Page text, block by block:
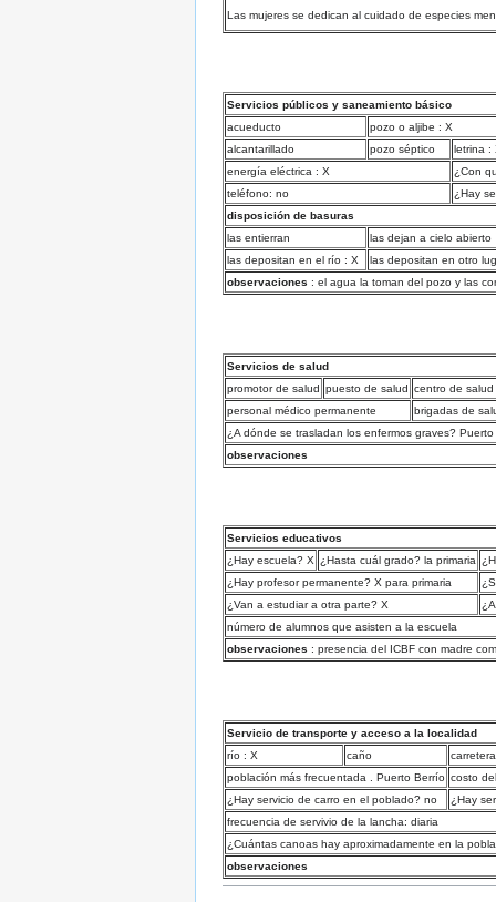
Las mujeres se dedican al cuidado de especies
Servicios públicos y saneamiento básico
acueducto
pozo o aljibe : X
alcantarillado
pozo séptico
letrina :
energía eléctrica : X
¿Con
teléfono: no
¿Hay
disposición de basuras
las entierran
las dejan a cielo abierto
las depositan en el río : X
las depositan en otro
observaciones : el agua la toman del pozo y las
Servicios de salud
promotor de salud puesto de salud centro de salud
personal médico permanente
brigadas de
¿A dónde se trasladan los enfermos graves?
observaciones
Servicios educativos
¿Hay escuela? X ¿Hasta cuál grado? la primaria
¿Hay profesor permanente? X para primaria
¿Van a estudiar a otra parte? X
número de alumnos que asisten a la escuela
observaciones : presencia del ICBF con madre
Servicio de transporte y acceso a la localidad
río : X
caño
población más frecuentada . Puerto Berrío costo
¿Hay servicio de carro en el poblado? no
¿Hay
frecuencia de servivio de la lancha: diaria
¿Cuántas canoas hay aproximadamente en la
observaciones